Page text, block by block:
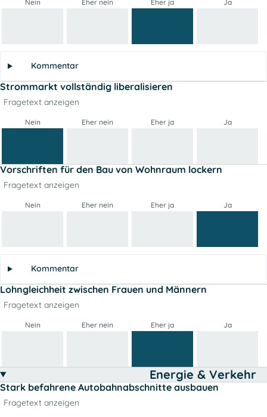
Nein Eher nein Eher ja Ja
Kommentar
Strommarkt vollständig liberalisieren
Fragetext anzeigen
Nein Eher nein Eher ja Ja
Vorschriften für den Bau von Wohnraum lockern
Fragetext anzeigen
Nein Eher nein Eher ja Ja
Kommentar
Lohngleichheit zwischen Frauen und Männern
Fragetext anzeigen
Nein Eher nein Eher ja Ja
Energie & Verkehr
Stark befahrene Autobahnabschnitte ausbauen
Fragetext anzeigen